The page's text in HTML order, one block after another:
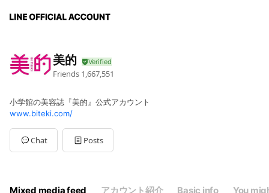
美的
Friends 1,667,551
小学館の美容誌『美的』公式アカウント
www.biteki.com/
Chat Posts
Mixed media feed アカウント紹介 Basic info You